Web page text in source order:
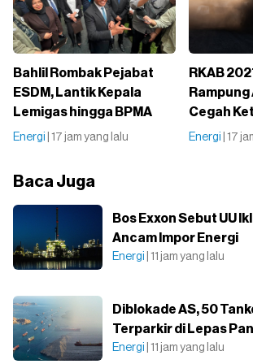
Bahlil Rombak Pejabat
ESDM, Lantik Kepala
Lemigas hingga BPMA
Energi | 17 jam yang lalu
RKAB
Cegah
Energi | 17
Baca Juga
Bos Exxon Sebut UU
Ancam Impor Energi
Energi | 11 jam yang lalu
Diblokade AS, 50
Terparkir di Lepas
Energi | 11 jam yang lalu